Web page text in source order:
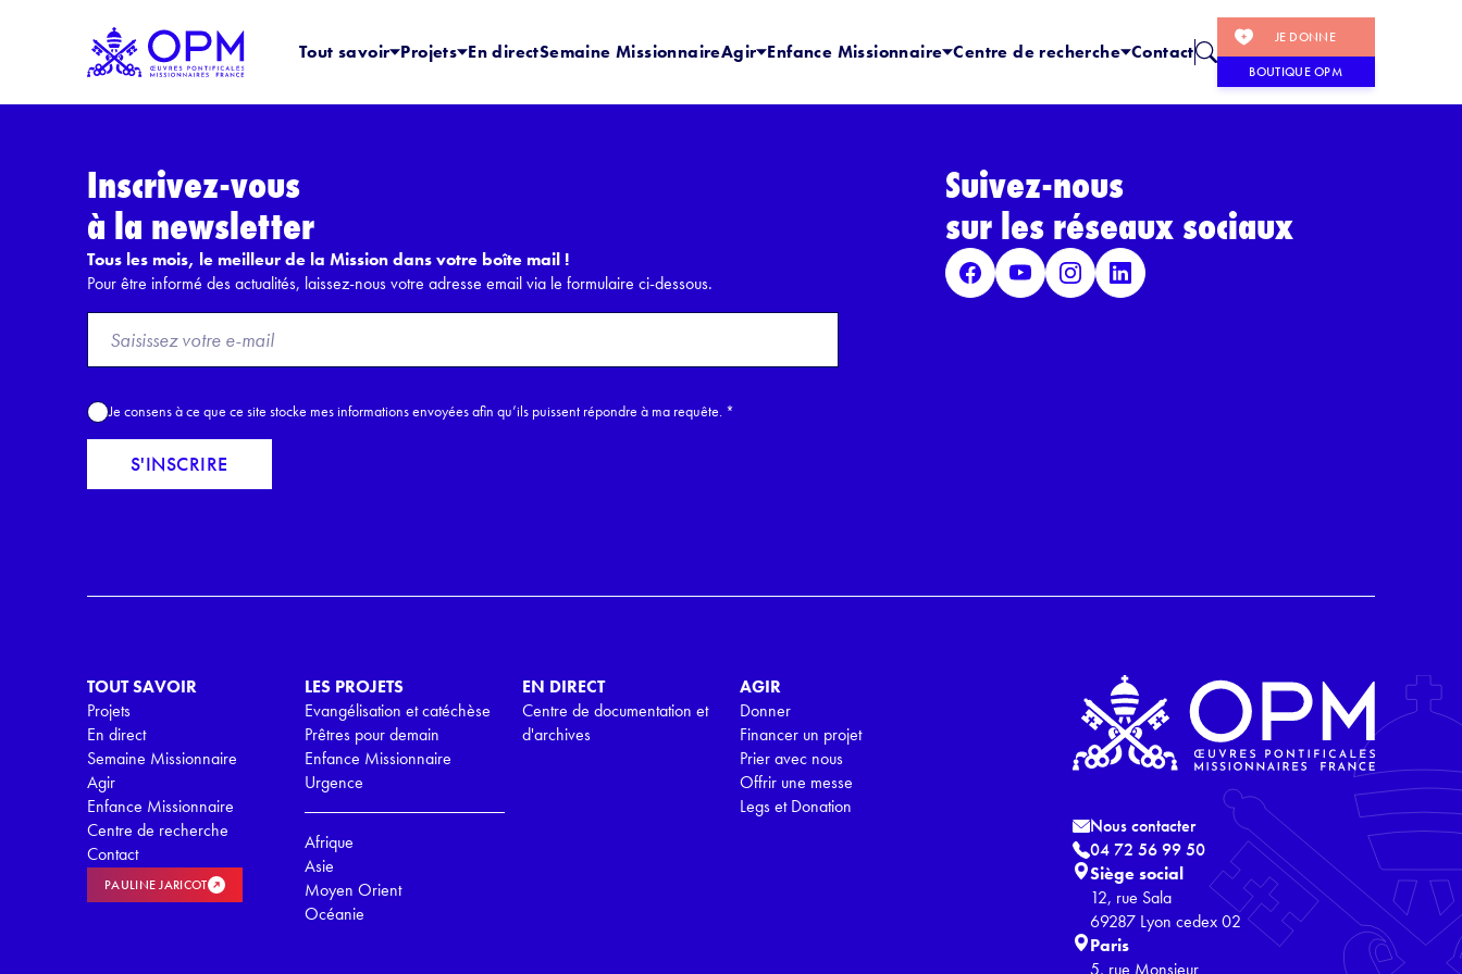
Tout savoir Projets En directSemaine MissionnaireAgir Enfance Missionnaire Centre de recherche Contact
JE DONNE
BOUTIQUE OPM
Inscrivez-vous
à la newsletter
Tous les mois, le meilleur de la Mission dans votre boîte mail !
Pour être informé des actualités, laissez-nous votre adresse email via le formulaire ci-dessous.
o
E
m
i
A
c
P
Je consens à ce que ce site stocke mes informations envoyées afin qu’ils puissent répondre à ma requête. *
S'INSCRIRE
Suivez-nous
sur les réseaux sociaux
TOUT SAVOIR
Projets
En direct
Semaine Missionnaire
Agir
Enfance Missionnaire
Centre de recherche
Contact
PAULINE JARICOT
LES PROJETS
Evangélisation et catéchèse
Prêtres pour demain
Enfance Missionnaire
Urgence
Afrique
Asie
Moyen Orient
Océanie
EN DIRECT
Centre de documentation et
d'archives
AGIR
Donner
Financer un projet
Prier avec nous
Offrir une messe
Legs et Donation
Nous contacter
04 72 56 99 50
Siège social
12, rue Sala
69287 Lyon cedex 02
Paris
5, rue Monsieur